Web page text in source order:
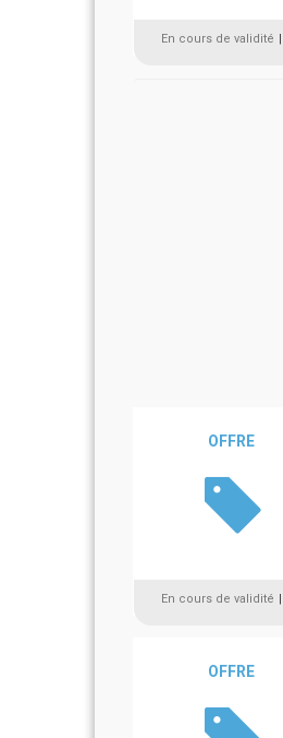
En cours de validité
OFFRE
En cours de validité
OFFRE